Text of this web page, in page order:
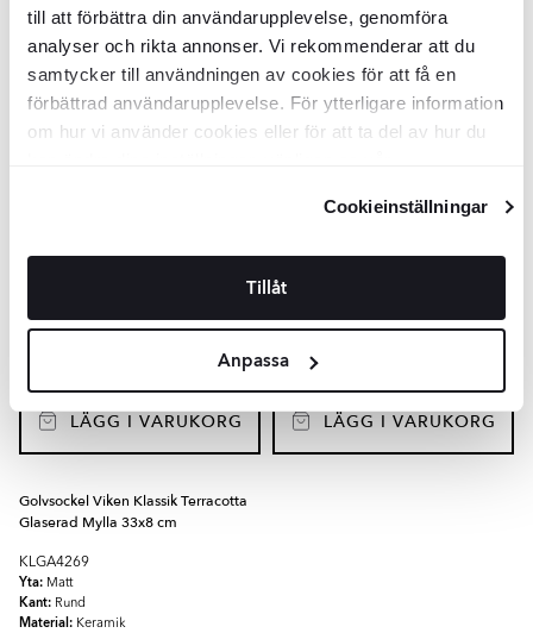
till att förbättra din användarupplevelse, genomföra
analyser och rikta annonser. Vi rekommenderar att du
samtycker till användningen av cookies för att få en
förbättrad användarupplevelse. För ytterligare information
om hur vi använder cookies eller för att ta del av hur du
Cookieinställningar
Tillåt
Anpassa
KLGA4272
Kant:Rund
Material:Keramik
137 SEK 188SEK -27%
KLGA4270
Yta:
Kant:Rund
Material:Keramik
137SEK 188 SEK -27%
Kant:Rund
LÄGG I VARUKORG
KLGA4266
Kant:Rund
178 SEK
LÄGG I VARUKORG
Golvsockel Viken Klassik Terracotta
Glaserad Mylla 33x8 cm
KLGA4269
Yta: Matt
Kant: Rund
Material: Keramik